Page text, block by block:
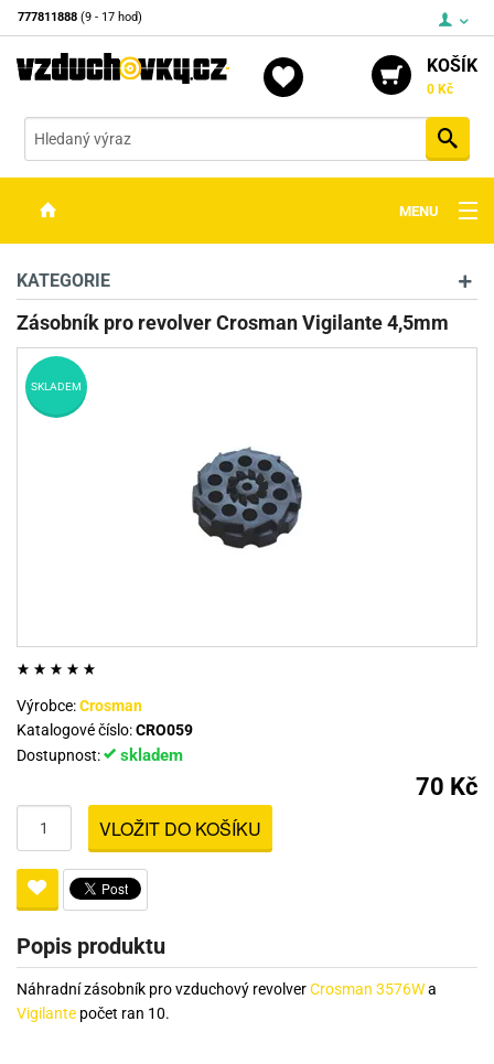
777811888 (9 - 17 hod)
KOŠÍK
0 Kč
MENU
OPTIKA
STŘELIVO
PŘÍSLUŠENSTVÍ
KATEGORIE
Zásobník pro revolver Crosman Vigilante 4,5mm
SKLADEM
Výrobce:Crosman
Katalogové číslo:CRO059
Dostupnost:
skladem
70 Kč
VLOŽIT DO KOŠÍKU
Popis produktu
Náhradní zásobník pro vzduchový revolverCrosman 3576Wa
Vigilante počet ran 10.